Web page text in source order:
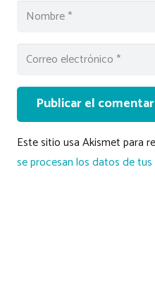
Publicar el
Este sitio usa Akismet para
se procesan los datos de